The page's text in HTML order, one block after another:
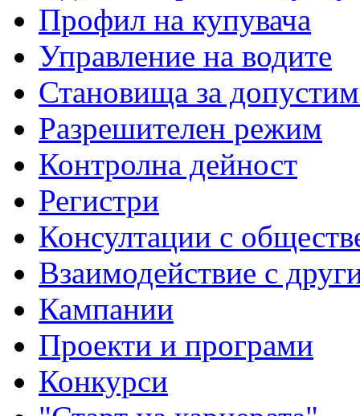
Профил на купувача
Управление на водите
Становища за
Разрешителен режим
Контролна дейност
Регистри
Консултации с
Взаимодействие с
Кампании
Проекти и програми
Конкурси